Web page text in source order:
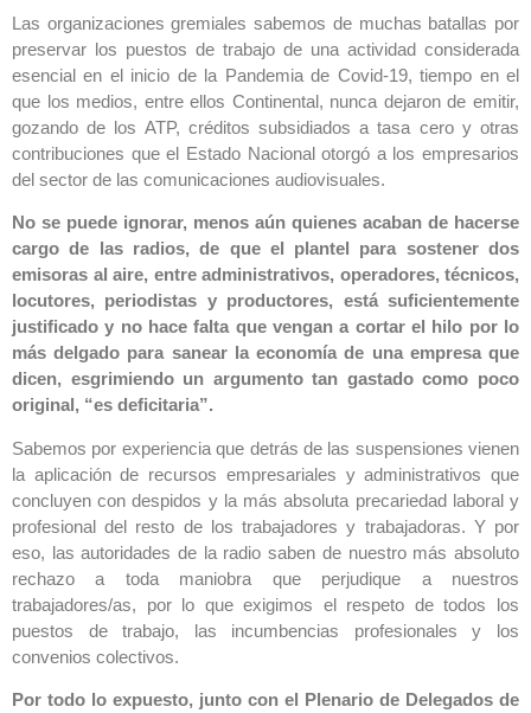
Las organizaciones gremiales sabemos de muchas batallas por
preservar los puestos de trabajo de una actividad considerada
esencial en el inicio de la Pandemia de Covid-19, tiempo en el
que los medios, entre ellos Continental, nunca dejaron de emitir,
gozando de los ATP, créditos subsidiados a tasa cero y otras
contribuciones que el Estado Nacional otorgó a los empresarios
del sector de las comunicaciones audiovisuales.
No se puede ignorar, menos aún quienes acaban de hacerse
cargo de las radios, de que el plantel para sostener dos
emisoras al aire, entre administrativos, operadores, técnicos,
locutores, periodistas y productores, está suficientemente
justificado y no hace falta que vengan a cortar el hilo por lo
más delgado para sanear la economía de una empresa que
dicen, esgrimiendo un argumento tan gastado como poco
original, “es deficitaria”.
Sabemos por experiencia que detrás de las suspensiones vienen
la aplicación de recursos empresariales y administrativos que
concluyen con despidos y la más absoluta precariedad laboral y
profesional del resto de los trabajadores y trabajadoras. Y por
eso, las autoridades de la radio saben de nuestro más absoluto
rechazo a toda maniobra que perjudique a nuestros
trabajadores/as, por lo que exigimos el respeto de todos los
puestos de trabajo, las incumbencias profesionales y los
convenios colectivos.
Por todo lo expuesto, junto con el Plenario de Delegados de